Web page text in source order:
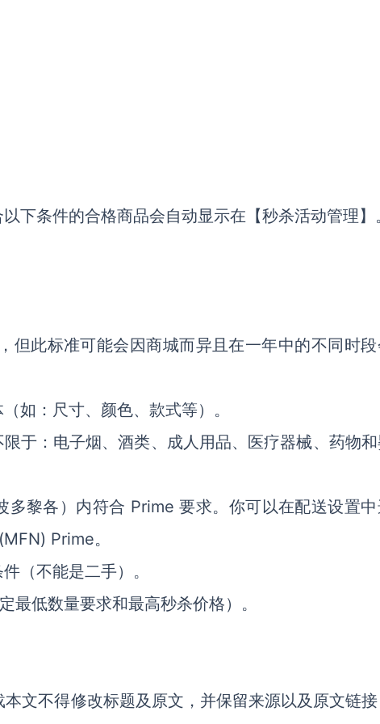
下条件的合格商品会自动显示在【秒杀活动管理】
但此标准可能会因商城而异且在一年中的不同时
如：尺寸、颜色、款式等）。
于：电子烟、酒类、成人用品、医疗器械、药物
多黎各）内符合 Prime 要求。你可以在配送设置
Prime。
（不能是二手）。
最低数量要求和最高秒杀价格）。
文不得修改标题及原文，并保留来源以及原文链